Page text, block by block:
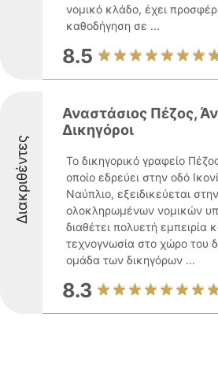
νομικό κλάδο, έχει
καθοδήγηση σε ...
8.5
Διακριθέντες
Αναστάσιος Πέζος,
Δικηγόροι
Το δικηγορικό γραφείο
οποίο εδρεύει στην οδό
Ναύπλιο, εξειδικεύεται
ολοκληρωμένων νομικών
διαθέτει πολυετή εμπειρία
τεχνογνωσία στο χώρο του
ομάδα των δικηγόρων ...
8.3